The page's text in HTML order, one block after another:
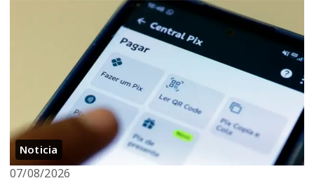
Noticia
07/08/2026